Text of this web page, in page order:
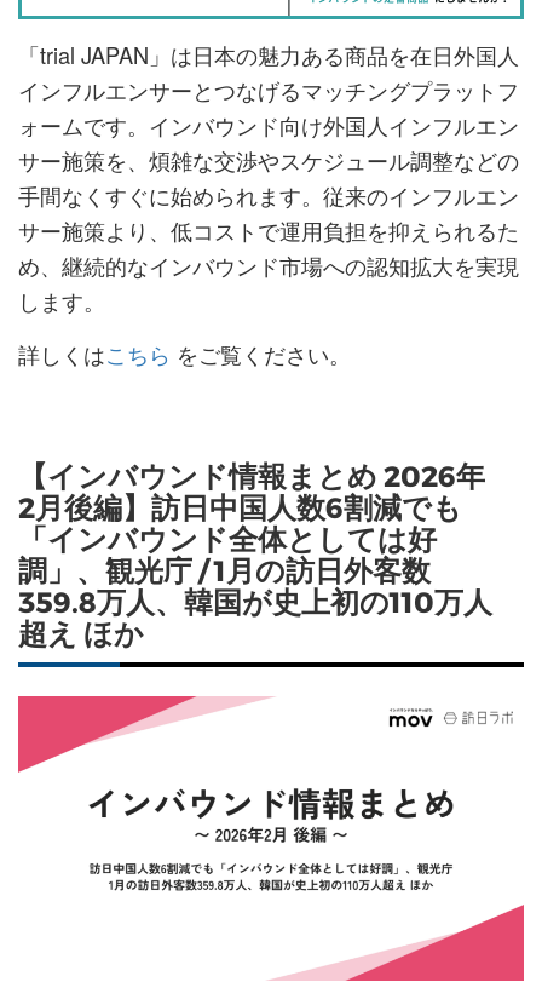
「trial JAPAN」は日本の魅力ある商品を在日外国人
インフルエンサーとつなげるマッチングプラットフ
ォームです。インバウンド向け外国人インフルエン
サー施策を、煩雑な交渉やスケジュール調整などの
手間なくすぐに始められます。従来のインフルエン
サー施策より、低コストで運用負担を抑えられるた
め、継続的なインバウンド市場への認知拡大を実現
します。
詳しくはこちら をご覧ください。
【インバウンド情報まとめ 2026年
2月後編】訪日中国人数6割減でも
「インバウンド全体としては好
調」、観光庁 / 1月の訪日外客数
359.8万人、韓国が史上初の110万人
超え ほか